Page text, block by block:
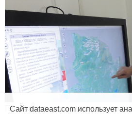
Продукты и услуги
Сайт dataeast.com использует